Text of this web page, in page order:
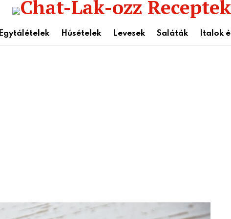
Egytálételek Húsételek Levesek Saláták Italok